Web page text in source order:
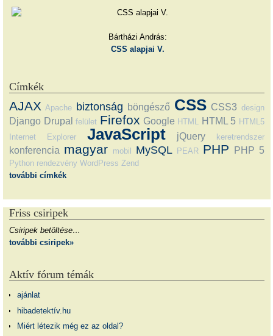
Bártházi András:
CSS alapjai V.
Címkék
AJAX Apache biztonság böngésző CSS CSS3 design
Django Drupal felület Firefox Google HTML HTML 5 HTML5
Internet Explorer
JavaScript jQuery keretrendszer
konferencia magyar mobil MySQL PEAR PHP PHP 5
Python rendezvény WordPress Zend
további címkék
Friss csiripek
Csiripek betöltése…
további csiripek»
Aktív fórum témák
ajánlat
hibadetektív.hu
Miért létezik még ez az oldal?